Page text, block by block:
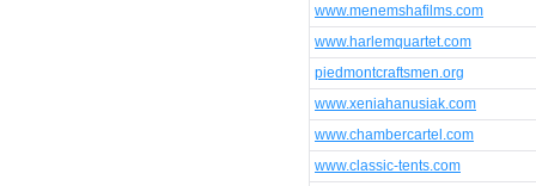
www.menemshafilms.com
www.harlemquartet.com
piedmontcraftsmen.org
www.xeniahanusiak.com
www.chambercartel.com
www.classic-tents.com